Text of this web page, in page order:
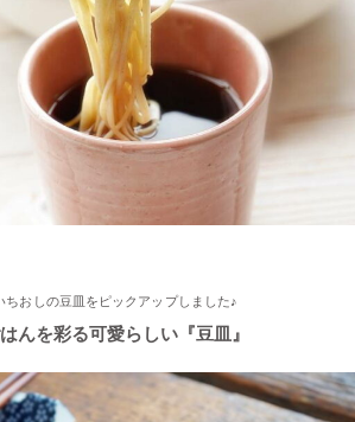
ャンネル お買い物モニターアンバサダー
いすぼ～るインスタグラムをチェッ
らいすぼーる 春日井店にいらっしゃいま
ちおしの豆皿をピックアップしました♪
んを彩る可愛らしい『豆皿』